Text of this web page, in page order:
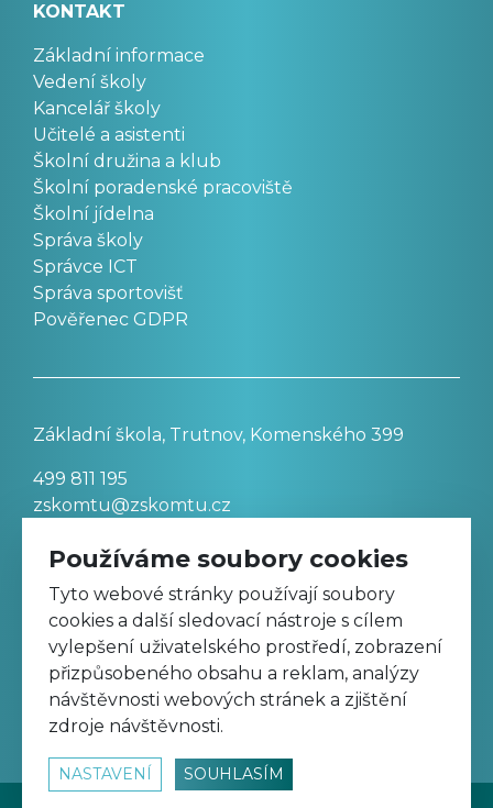
KONTAKT
Základní informace
Vedení školy
Kancelář školy
Učitelé a asistenti
Školní družina a klub
Školní poradenské pracoviště
Školní jídelna
Správa školy
Správce ICT
Správa sportovišť
Pověřenec GDPR
Základní škola, Trutnov, Komenského 399
499 811 195
zskomtu@zskomtu.cz
Prohlášení o přístupnosti stránek
Nastavení cookies
Sledujte nás na Facebooku
Používáme soubory cookies
Tyto webové stránky používají soubory
cookies a další sledovací nástroje s cílem
vylepšení uživatelského prostředí, zobrazení
přizpůsobeného obsahu a reklam, analýzy
návštěvnosti webových stránek a zjištění
zdroje návštěvnosti.
NASTAVENÍ SOUHLASÍM